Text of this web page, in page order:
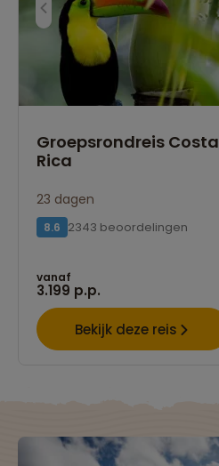
Groepsrondreis Costa
Rica
23 dagen
8.6 2343 beoordelingen
vanaf
3.199 p.p.
Bekijk deze reis